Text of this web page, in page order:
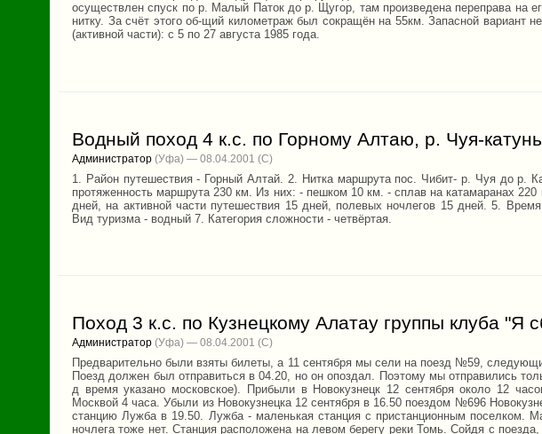
осуществлен спуск по р. Малый Паток до р. Щугор, там произведена переправа на
нитку. За счёт этого об-щий километраж был сокращён на 55км. Запасной вариант
(активной части): с 5 по 27 августа 1985 года.
Водный поход 4 к.с. по Горному Алтаю, р. Чуя-катунь
Администратор (Уфа) — 08.04.2001
1. Район путешествия - Горный Алтай. 2. Нитка маршрута пос. Чибит- р. Чуя до р.
протяженность маршрута 230 км. Из них: - пешком 10 км. - сплав на катамаранах
дней, на активной части путешествия 15 дней, полевых ночлегов 15 дней. 5.
Вид туризма - водный 7. Категория сложности - четвёртая.
Поход 3 к.с. по Кузнецкому Алатау группы клуба "Я
Администратор (Уфа) — 08.04.2001
Предварительно были взяты билеты, а 11 сентября мы сели на поезд №59,
Поезд должен был отправиться в 04.20, но он опоздал. Поэтому мы отправились
д время указано московское). Прибыли в Новокузнецк 12 сентября около 12
Москвой 4 часа. Убыли из Новокузнецка 12 сентября в 16.50 поездом №696
станцию Лужба в 19.50. Лужба - маленькая станция с пристанционным поселком.
ночлега тоже нет. Станция расположена на левом берегу реки Томь. Сойдя с